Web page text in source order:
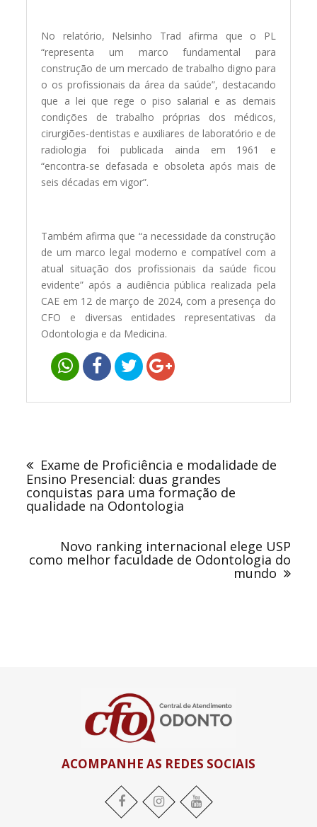
No relatório, Nelsinho Trad afirma que o PL
“representa um marco fundamental para
construção de um mercado de trabalho digno para
o os profissionais da área da saúde”, destacando
que a lei que rege o piso salarial e as demais
condições de trabalho próprias dos médicos,
cirurgiões-dentistas e auxiliares de laboratório e de
radiologia foi publicada ainda em 1961 e
“encontra-se defasada e obsoleta após mais de
seis décadas em vigor”.
Também afirma que “a necessidade da construção
de um marco legal moderno e compatível com a
atual situação dos profissionais da saúde ficou
evidente” após a audiência pública realizada pela
CAE em 12 de março de 2024, com a presença do
CFO e diversas entidades representativas da
Odontologia e da Medicina.
PostExame de Proficiência e modalidade de
Ensino Presencial: duas grandes
conquistas para uma formação de
qualidade na Odontologia
Novo ranking internacional elege USP
como melhor faculdade de Odontologia do
mundo
ACOMPANHE AS REDES SOCIAIS